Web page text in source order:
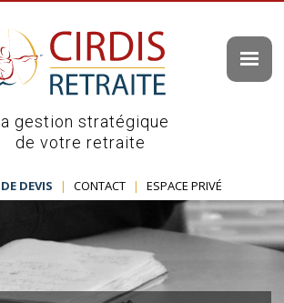
gestion stratégique
de votre retraite
DEVIS | CONTACT | ESPACE PRIVÉ